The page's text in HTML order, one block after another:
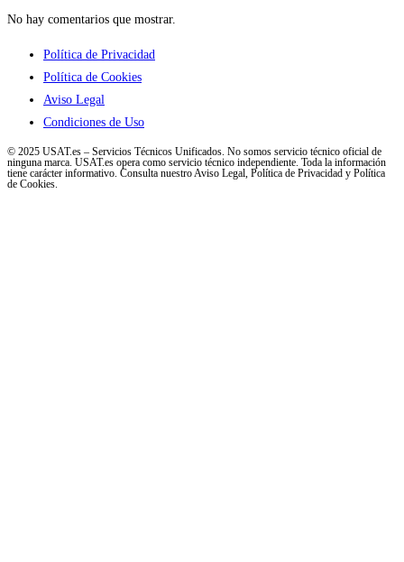
No hay comentarios que mostrar.
Política de Privacidad
Política de Cookies
Aviso Legal
Condiciones de Uso
© 2025 USAT.es – Servicios Técnicos Unificados. No somos servicio técnico oficial de
ninguna marca. USAT.es opera como servicio técnico independiente. Toda la información
tiene carácter informativo. Consulta nuestro Aviso Legal, Política de Privacidad y Política
de Cookies.